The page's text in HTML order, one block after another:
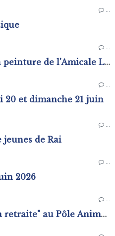
…
…
Exposition de la section peinture de l'Amicale Laïque
…
20 et dimanche 21 juin
…
jeunes de Rai
…
2026
…
Ateliers "Bienvenue à la retraite" au Pôle Animation Pierre Sévin